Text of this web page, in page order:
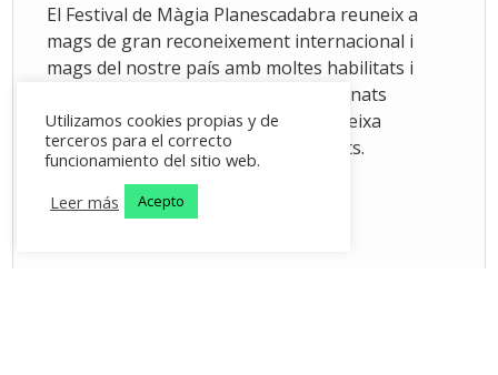
El Festival de Màgia Planescadabra reuneix a
mags de gran reconeixement internacional i
mags del nostre país amb moltes habilitats i
gràcia. La qualitat dels mags seleccionats
caracteritza aquesta proposta que deixa
embadalits al públic de totes les edats.
Utilizamos cookies propias y de
terceros para el correcto
funcionamiento del sitio web.
Leer más
Acepto